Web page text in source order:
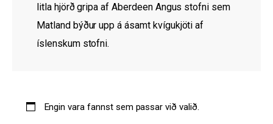
Fólkið
Umhverfi
Matarmarkaður
litla hjörð gripa af Aberdeen Angus stofni sem
Matland býður upp á ásamt kvígukjöti af
íslenskum stofni.
Engin vara fannst sem passar við valið.